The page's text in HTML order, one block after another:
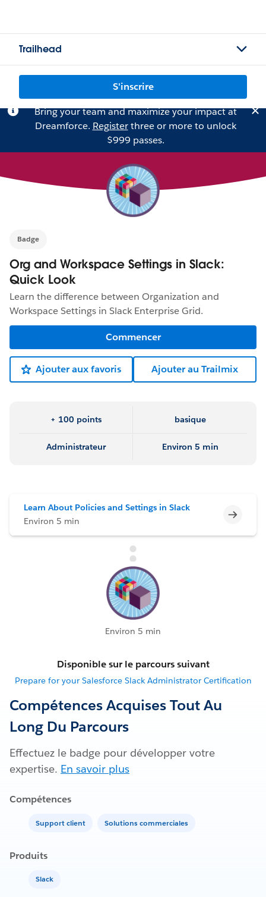
Trailhead
S'inscrire
Bring your team and maximize your impact at
Dreamforce. Registerthree or more to unlock
$999 passes.
Badge
Org and Workspace Settings in Slack:
Quick Look
Learn the difference between Organization and
Workspace Settings in Slack Enterprise Grid.
Commencer
Ajouter aux favoris Ajouter au Trailmix
+ 100 points basique
Administrateur Environ 5 min
Learn About Policies and Settings in Slack
Environ 5 min
Environ 5 min
Disponible sur le parcours suivant
Prepare for your Salesforce Slack Administrator Certification
Compétences Acquises Tout Au
Long Du Parcours
Effectuez le badge pour développer votre
expertise. En savoir plus
Compétences
Support client Solutions commerciales
Produits
Slack